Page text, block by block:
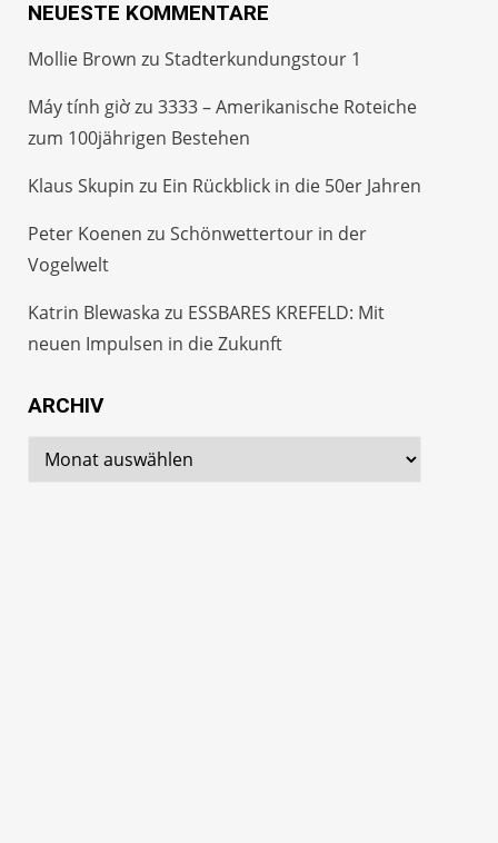
NEUESTE KOMMENTARE
Mollie Brown zuStadterkundungstour 1
Máy tính giờzu3333 – Amerikanische Roteiche
zum 100jährigen Bestehen
Klaus Skupin zu Ein Rückblick in die 50er Jahren
Peter Koenen zuSchönwettertour in der
Vogelwelt
Katrin Blewaska zu ESSBARES KREFELD: Mit
neuen Impulsen in die Zukunft
ARCHIV
Archiv